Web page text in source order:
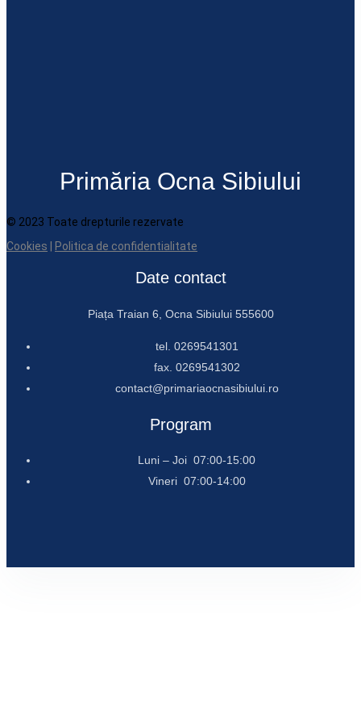
Primăria Ocna Sibiului
© 2023 Toate drepturile rezervate
Cookies
Politica de confidentialitate
Date contact
Piața Traian 6, Ocna Sibiului 555600
tel. 0269541301
fax. 0269541302
contact@primariaocnasibiului.ro
Program
Luni – Joi 07:00-15:00
Vineri 07:00-14:00